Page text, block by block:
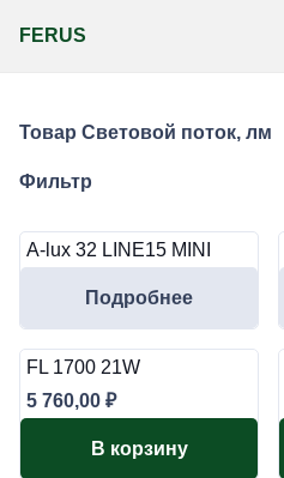
FERUS
Товар Световой поток, лм
Фильтр
A-lux 32 LINE15 MINI
Подробнее
FL 1700 21W
5 760,00 ₽
В корзину